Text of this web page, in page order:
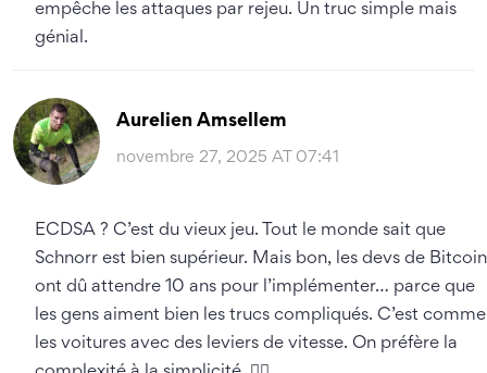
empêche les attaques par rejeu. Un truc simple mais
génial.
Aurelien Amsellem
novembre 27, 2025 AT 07:41
ECDSA ? C’est du vieux jeu. Tout le monde sait que
Schnorr est bien supérieur. Mais bon, les devs de Bitcoin
ont dû attendre 10 ans pour l’implémenter… parce que
les gens aiment bien les trucs compliqués. C’est comme
les voitures avec des leviers de vitesse. On préfère la